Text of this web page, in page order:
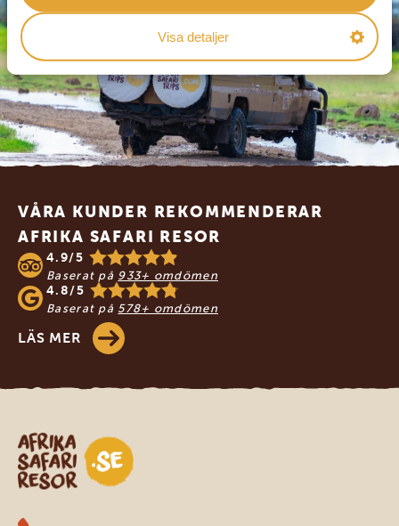
Visa detaljer
Footer
VÅRA KUNDER REKOMMENDERAR
AFRIKA SAFARI RESOR
4.9/5
Baserat på 933+ omdömen
4.8/5
Baserat på 578+ omdömen
LÄS MER
Safari-resor i Afrika